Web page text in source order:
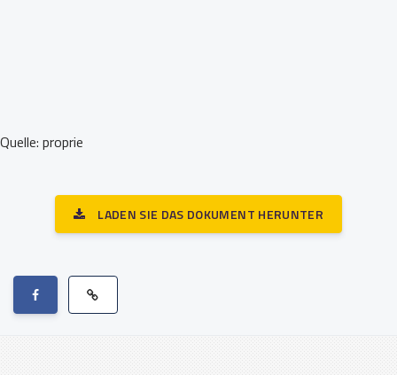
Quelle: proprie
LADEN SIE DAS DOKUMENT HERUNTER